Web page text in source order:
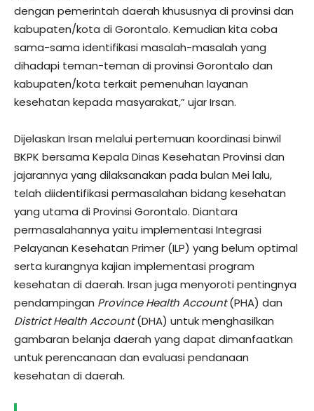
dengan pemerintah daerah khususnya di provinsi dan
kabupaten/kota di Gorontalo. Kemudian kita coba
sama-sama identifikasi masalah-masalah yang
dihadapi teman-teman di provinsi Gorontalo dan
kabupaten/kota terkait pemenuhan layanan
kesehatan kepada masyarakat,” ujar Irsan.
Dijelaskan Irsan melalui pertemuan koordinasi binwil
BKPK bersama Kepala Dinas Kesehatan Provinsi dan
jajarannya yang dilaksanakan pada bulan Mei lalu,
telah diidentifikasi permasalahan bidang kesehatan
yang utama di Provinsi Gorontalo. Diantara
permasalahannya yaitu implementasi Integrasi
Pelayanan Kesehatan Primer (ILP) yang belum optimal
serta kurangnya kajian implementasi program
kesehatan di daerah. Irsan juga menyoroti pentingnya
pendampingan Province HealthAccount(PHA) dan
District Health Account(DHA) untuk menghasilkan
gambaran belanja daerah yang dapat dimanfaatkan
untuk perencanaan dan evaluasi pendanaan
kesehatan di daerah.